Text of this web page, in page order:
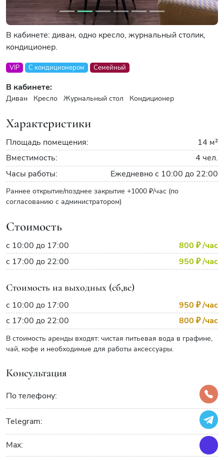
В кабинете: диван, одно кресло, журнальный столик,
кондиционер.
VIP С кондиционером Семейный
В кабинете:
Диван Кресло Журнальный стол Кондиционер
Характеристики
Площадь помещения:
14 м²
Вместимость:
4 чел.
Часы работы:
Ежедневно с 10:00 до 22:00
Раннее открытие/позднее закрытие +1000 ₽/час (по
согласованию с администратором)
Стоимость
с 10:00 до 17:00 800 ₽/час
с 17:00 до 22:00
950 ₽/час
Стоимость на выходных (сб,вс)
с 10:00 до 17:00 950 ₽/час
с 17:00 до 22:00
800 ₽/час
В стоимость аренды входят: чистая питьевая вода в графине,
чай, кофе и необходимые для работы аксессуары.
Консультация
По телефону:
Telegram:
Max: